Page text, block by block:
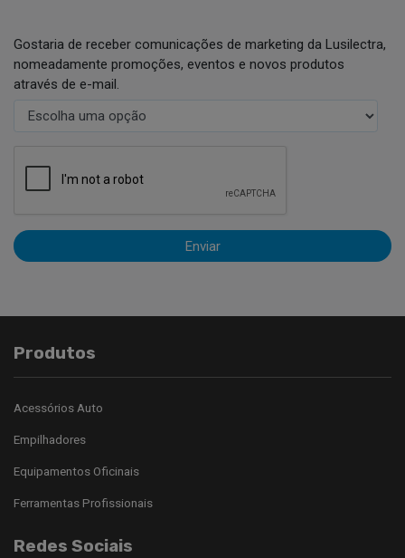
Gostaria de receber comunicações de marketing da Lusilectra,
nomeadamente promoções, eventos e novos produtos
através de e-mail.
Enviar
Produtos
Acessórios Auto
Empilhadores
Equipamentos Oficinais
Ferramentas Profissionais
Redes Sociais